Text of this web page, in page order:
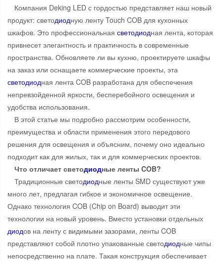
Компания Deking LED с гордостью представляет наш новый
продукт: светодиодную ленту Touch COB для кухонных
шкафов. Это профессиональная светодиодная лента, которая
привнесет элегантность и практичность в современные
пространства. Обновляете ли вы кухню, проектируете шкафы
на заказ или оснащаете коммерческие проекты, эта
светодиодная лента COB разработана для обеспечения
непревзойденной яркости, бесперебойного освещения и
удобства использования.
В этой статье мы подробно рассмотрим особенности,
преимущества и области применения этого передового
решения для освещения и объясним, почему оно идеально
подходит как для жилых, так и для коммерческих проектов.
Что отличает светодиодные ленты COB?
Традиционные светодиодные ленты SMD существуют уже
много лет, предлагая гибкое и экономичное освещение.
Однако технология COB (Chip on Board) выводит эти
технологии на новый уровень. Вместо установки отдельных
диодов на ленту с видимыми зазорами, ленты COB
представляют собой плотно упакованные светодиодные чипы
непосредственно на плате. Такая конструкция обеспечивает